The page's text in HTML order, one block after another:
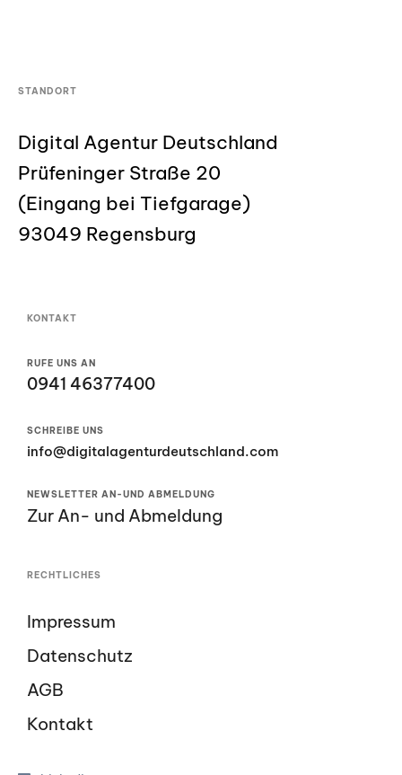
STANDORT
Digital Agentur Deutschland
Prüfeninger Straße 20
(Eingang bei Tiefgarage)
93049 Regensburg
KONTAKT
RUFE UNS AN
0941 46377400
SCHREIBE UNS
info@digitalagenturdeutschland.com
NEWSLETTER AN-UND ABMELDUNG
Zur An- und Abmeldung
RECHTLICHES
Impressum
Datenschutz
AGB
Kontakt